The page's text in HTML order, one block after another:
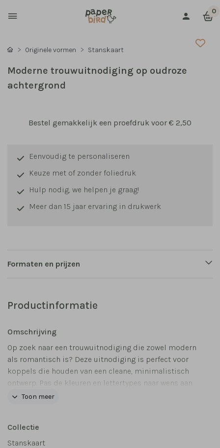
0
Originele vormen Stanskaart
Moderne trouwuitnodiging op oudroze
achtergrond
Bestel gemakkelijk een proefdruk voor € 2,50
Eenvoudig te personaliseren
Keuze met of zonder foliedruk
Hulp nodig, we helpen je graag!
Meer dan 15 jaar ervaring in drukwerk
Formaten en prijzen
Productinformatie
Omschrijving
Op zoek naar een trouwuitnodiging die zowel modern
als romantisch is? Deze uitnodiging is perfect voor
koppels die houden van een cleane, minimalistisch
ontwerp. Pas de kleuren en lettertypes naar wens aan
zodat dit kaartje perfect aansluit bij jullie
Toon meer
Collectie
Stanskaart